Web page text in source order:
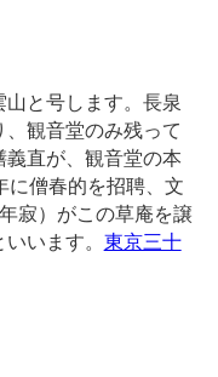
山と号します。長泉
観音堂のみ残って
直が、観音堂の本
に僧春的を招聘、文
寂）がこの草庵を譲
います。 東京三十